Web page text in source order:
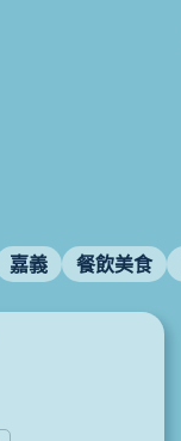
嘉義 餐飲美食